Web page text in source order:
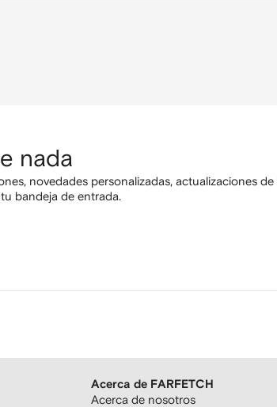
nada
novedades personalizadas, actualizaciones
bandeja de entrada.
Acerca de FARFETCH
Acerca de nosotros